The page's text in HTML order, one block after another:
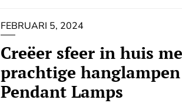
FEBRUARI 5, 2024
Creëer sfeer in huis
prachtige
Pendant Lamps